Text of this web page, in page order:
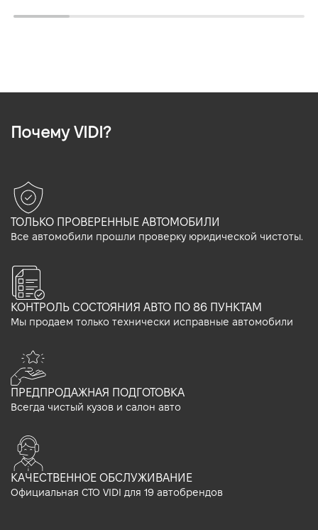
Почему VIDI?
ТОЛЬКО ПРОВЕРЕННЫЕ АВТОМОБИЛИ
Все автомобили прошли проверку юридической чистоты.
КОНТРОЛЬ СОСТОЯНИЯ АВТО ПО 86 ПУНКТАМ
Мы продаем только технически исправные автомобили
ПРЕДПРОДАЖНАЯ ПОДГОТОВКА
Всегда чистый кузов и салон авто
КАЧЕСТВЕННОЕ ОБСЛУЖИВАНИЕ
Официальная СТО VIDI для 19 автобрендов